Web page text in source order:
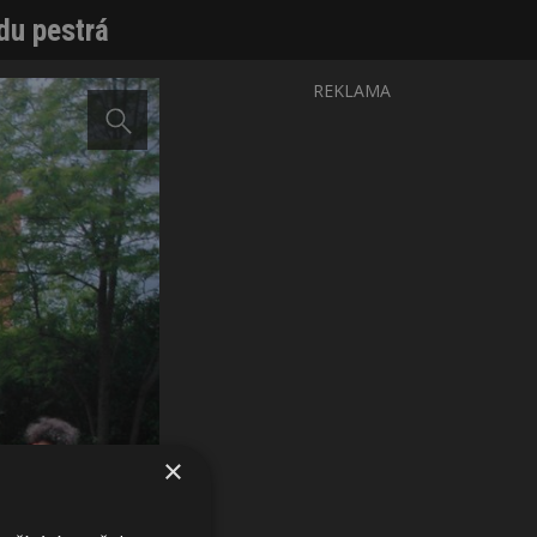
pestrá
REKLAMA
×